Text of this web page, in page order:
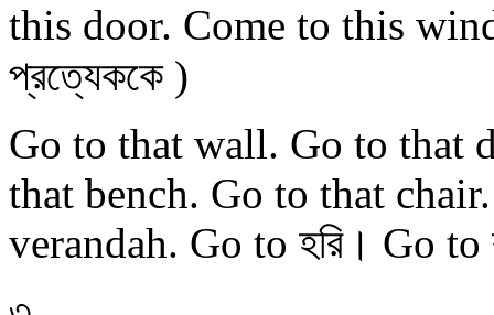
this door. Come to this
প্রত্যেককে )
Go to that wall. Go to that
that bench. Go to that
verandah. Go to হরি। Go to